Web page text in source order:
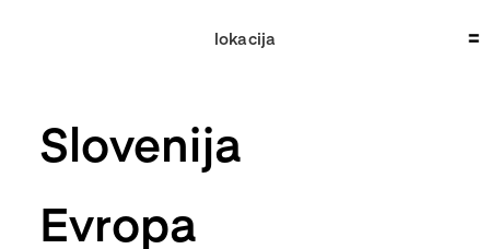
Slovenija
Evropa
lokacija